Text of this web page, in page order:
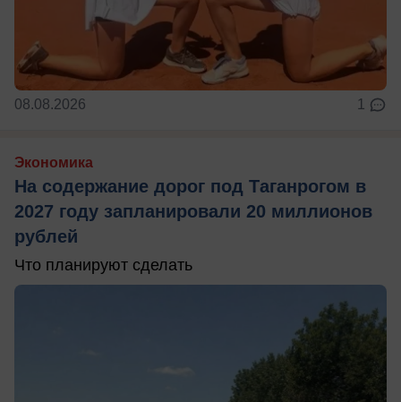
08.08.2026 1
Экономика
На содержание дорог под Таганрогом в
2027 году запланировали 20 миллионов
рублей
Что планируют сделать